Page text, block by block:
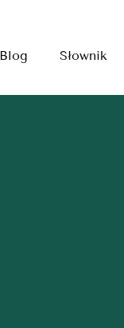
Blog Słownik